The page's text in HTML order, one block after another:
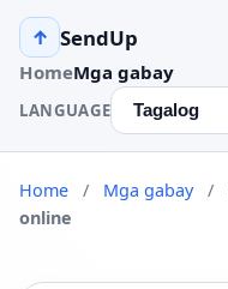
↑ SendUp
HomeMga gabay
LANGUAGE
Home / Mga gabay /
online